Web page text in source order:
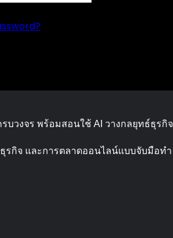
บวงจร พร้อมสอนใช้ AI วางกลยุทธ์ธุรกิจ
ธุรกิจ และการตลาดออนไลน์แบบจับมือทำ